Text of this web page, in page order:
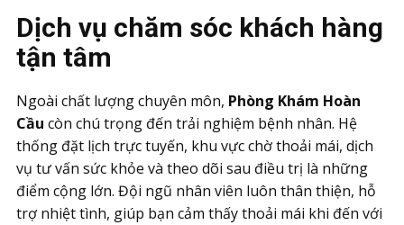
Dịch vụ chăm sóc khách hàng
tận tâm
Ngoài chất lượng chuyên môn, Phòng Khám Hoàn
Cầu còn chú trọng đến trải nghiệm bệnh nhân. Hệ
thống đặt lịch trực tuyến, khu vực chờ thoải mái, dịch
vụ tư vấn sức khỏe và theo dõi sau điều trị là những
điểm cộng lớn. Đội ngũ nhân viên luôn thân thiện, hỗ
trợ nhiệt tình, giúp bạn cảm thấy thoải mái khi đến với